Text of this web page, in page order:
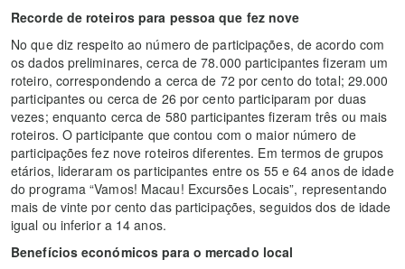
Recorde de roteiros para pessoa que fez nove
No que diz respeito ao número de participações, de acordo com
os dados preliminares, cerca de 78.000 participantes fizeram um
roteiro, correspondendo a cerca de 72 por cento do total; 29.000
participantes ou cerca de 26 por cento participaram por duas
vezes; enquanto cerca de 580 participantes fizeram três ou mais
roteiros. O participante que contou com o maior número de
participações fez nove roteiros diferentes. Em termos de grupos
etários, lideraram os participantes entre os 55 e 64 anos de idade
do programa “Vamos! Macau! Excursões Locais”, representando
mais de vinte por cento das participações, seguidos dos de idade
igual ou inferior a 14 anos.
Benefícios económicos para o mercado local